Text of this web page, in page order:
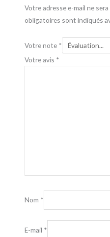
Votre adresse e-mail ne
obligatoires sont indiqués
Votre note *
Votre avis *
Nom *
E-mail *